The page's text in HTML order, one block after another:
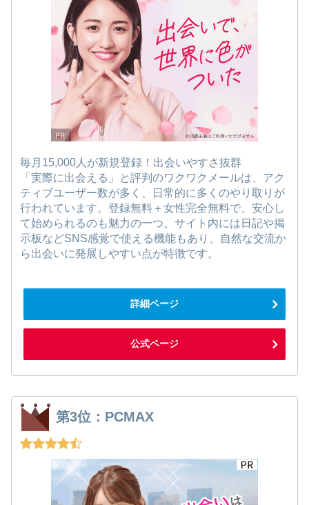
毎月15,000人が新規登録！出会いやすさ抜群
「実際に出会える」と評判のワクワクメールは、アク
ティブユーザー数が多く、日常的に多くのやり取りが
行われています。登録無料＋女性完全無料で、安心し
て始められるのも魅力の一つ。サイト内には日記や掲
示板などSNS感覚で使える機能もあり、自然な交流か
ら出会いに発展しやすい点が特徴です。
詳細ページ
公式ページ
第3位：PCMAX